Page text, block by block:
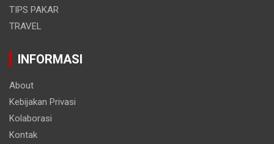
TIPS PAKAR
TRAVEL
INFORMASI
About
Kebijakan Privasi
Kolaborasi
Kontak